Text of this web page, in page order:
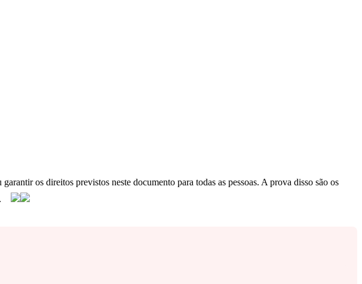
os direitos previstos neste documento para todas as pessoas. A prova disso são os